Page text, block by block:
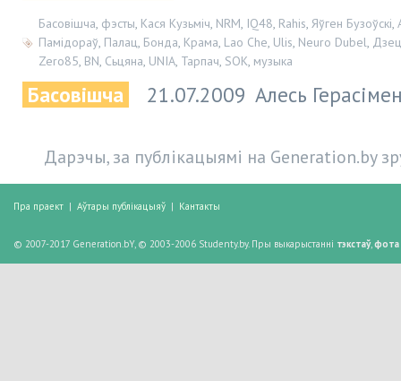
Басовішча фэсты Кася Кузьміч NRM IQ48 Rahis Яўген Бузоўскі
Памідораў Палац Бонда Крама Lao Che Ulis Neuro Dubel
Zero85 BN Сьцяна UNIA Тарпач SOK музыка
Басовішча 21.07.2009 Алесь
Дарэчы, за публікацыямі на Generation.by
Пра праект | Аўтары публікацыяў | Кантакты
© 2007-2017 Generation.bY, © 2003-2006 Studenty.by. Пры выкарыстанні тэкстаў, фота